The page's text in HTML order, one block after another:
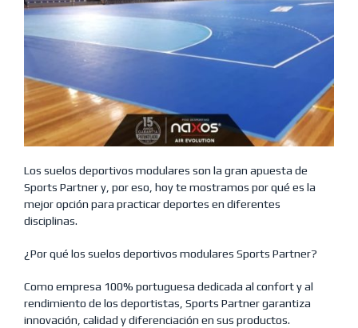
Los suelos deportivos modulares son la gran apuesta de
Sports Partner y, por eso, hoy te mostramos por qué es la
mejor opción para practicar deportes en diferentes
disciplinas.
¿Por qué los suelos deportivos modulares Sports Partner?
Como empresa 100% portuguesa dedicada al confort y al
rendimiento de los deportistas, Sports Partner garantiza
innovación, calidad y diferenciación en sus productos.